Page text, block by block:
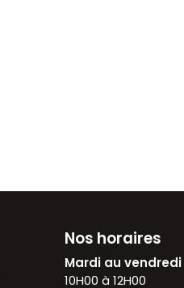
Nos horaires
Mardi au vendredi
10H00 à 12H00